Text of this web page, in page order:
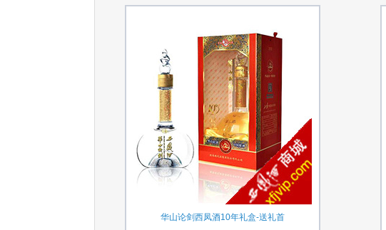
华山论剑西凤酒10年礼盒-送礼首